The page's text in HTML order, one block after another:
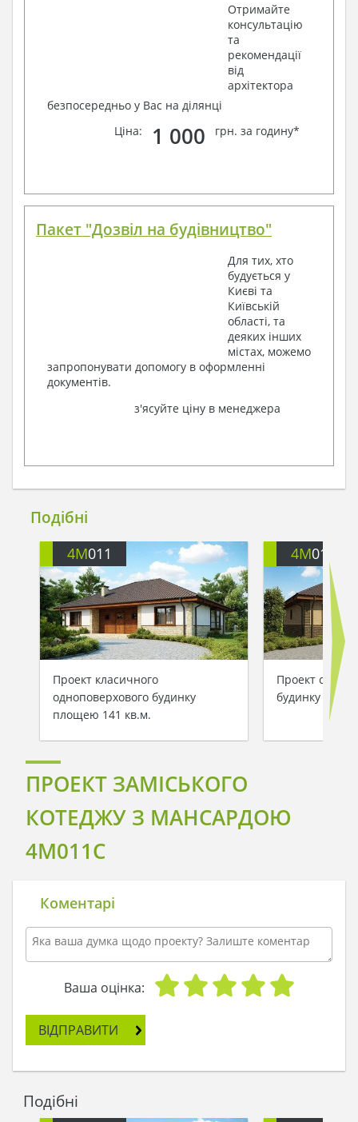
Отримайте
консультацію
та
рекомендації
від
архітектора
безпосередньо у Вас на ділянці
Ціна:
1 000 грн. за годину*
Пакет "Дозвіл на будівництво"
Для тих, хто
будується у
Києві та
Київській
області, та
деяких інших
містах, можемо
запропонувати допомогу в оформленні
документів.
з'ясуйте ціну в менеджера
Подібні
4M011
Проект класичного
одноповерхового будинку
площею 141 кв.м.
4M011B
Проект
будинку з
ПРОЕКТ ЗАМІСЬКОГО
КОТЕДЖУ З МАНСАРДОЮ
4M011C
Коментарі
Ваша оцінка:
ВІДПРАВИТИ
Подібні